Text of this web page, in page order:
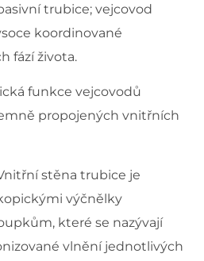
trubice; vejcovod
koordinované
fází života.
funkce vejcovodů
propojených vnitřních
stěna trubice je
výčnělky
které se nazývají
vlnění jednotlivých